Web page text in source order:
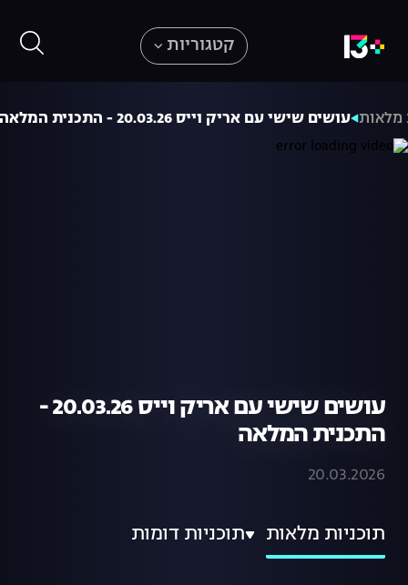
קטגוריות
מלאות עושים שישי עם אריק וייס 20.03.26 - התכנית המלאה
עושים שישי עם אריק וייס 20.03.26 -
התכנית המלאה
20.03.2026
תוכניות מלאות תוכניות דומות